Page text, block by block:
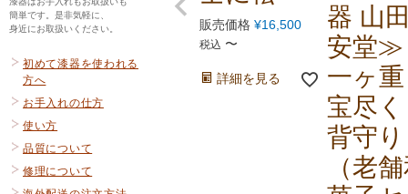
簡単です。是非気軽に、
身近にお取扱いください。
初めて漆器を使われる
方へ
お手入れの仕方
使い方
品質について
修理について
販売価格 ¥16,500
税込 〜
詳細を見る
器 山
安堂≫
一ヶ
宝尽
背守り
（老